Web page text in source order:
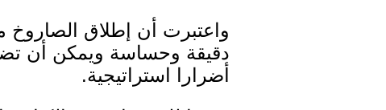
واعتبرت أن إطلاق الصاروخ
دقيقة وحساسة ويمكن أن
أضرارا استراتيجية.